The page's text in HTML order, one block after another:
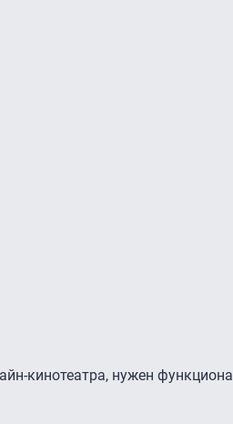
кинотеатра, нужен